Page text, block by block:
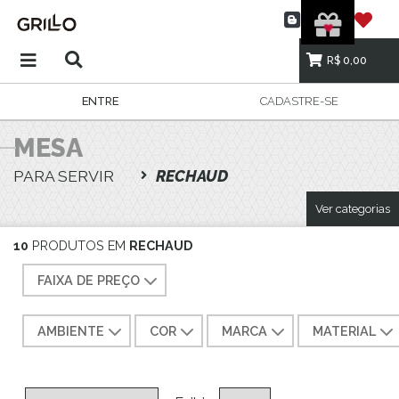
R$ 0,00
ENTRE CADASTRE-SE
MESA
PARA SERVIR RECHAUD
Ver categorias
10 PRODUTOS EM RECHAUD
FAIXA DE PREÇO
AMBIENTE COR MARCA MATERIAL